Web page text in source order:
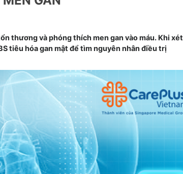
thương và phóng thích men gan vào máu. Khi xét
tiêu hóa gan mật để tìm nguyên nhân điều trị